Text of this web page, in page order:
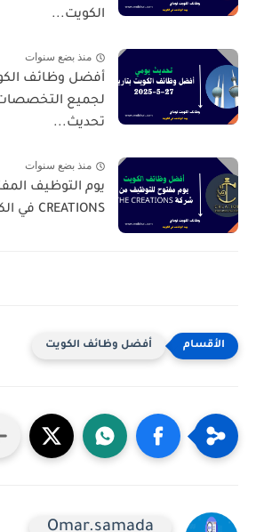
الكويت...
منذ بضع سنوات
لجميع
تحديث...
منذ بضع سنوات
CREATIONS في الكويت لجميع...
أفضل وظائف الكويت
Omar.samada